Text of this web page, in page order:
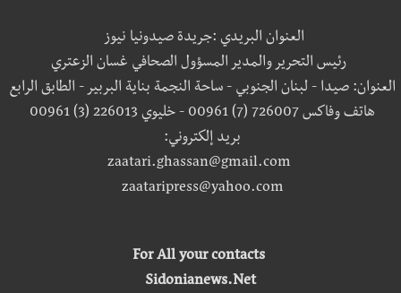
العنوان البريدي :جريدة صيدونيا نيوز
رئيس التحرير والمدير المسؤول الصحافي غسان الزعتري
العنوان: صيدا - لبنان الجنوبي - ساحة النجمة بناية البربير - الطابق الرابع
هاتف وفاكس 726007 (7) 00961 - خليوي 226013 (3) 00961
بريد إلكتروني:
zaatari.ghassan@gmail.com
zaataripress@yahoo.com
For All your contacts
Sidonianews.Net